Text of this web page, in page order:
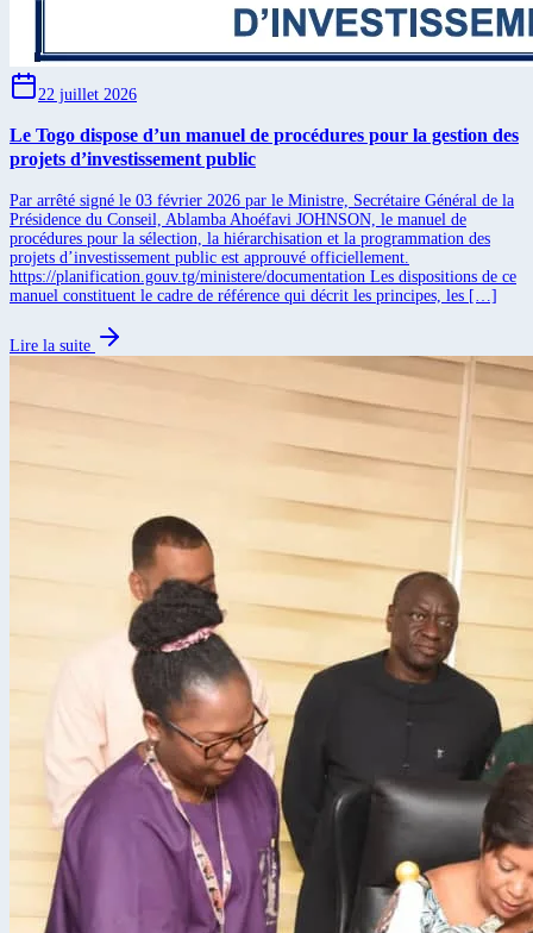
22 juillet 2026
Le Togo dispose d’un manuel de procédures pour la gestion des
projets d’investissement public
Par arrêté signé le 03 février 2026 par le Ministre, Secrétaire Général de la
Présidence du Conseil, Ablamba Ahoéfavi JOHNSON, le manuel de
procédures pour la sélection, la hiérarchisation et la programmation des
projets d’investissement public est approuvé officiellement.
https://planification.gouv.tg/ministere/documentation Les dispositions de ce
manuel constituent le cadre de référence qui décrit les principes, les […]
Lire la suite